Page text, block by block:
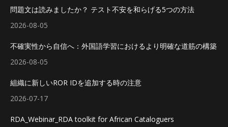
問題文は読みましたか？ テスト不安を和らげる5つの方法
2026-08-05
不確実性から自信へ：外国語学習におけるより明確な道筋の構築
2026-08-05
組織に新しいROR IDを追加する時の注意
2026-07-17
RDA_Webinar_RDA toolkit for African Cataloguers